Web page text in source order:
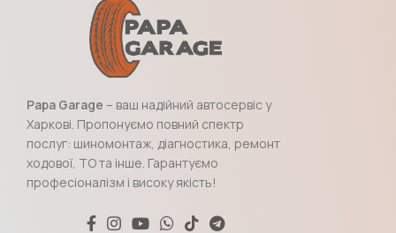
Papa Garage – ваш надійний автосервіс у
Харкові. Пропонуємо повний спектр
послуг: шиномонтаж, діагностика, ремонт
ходової, ТО та інше. Гарантуємо
професіоналізм і високу якість!